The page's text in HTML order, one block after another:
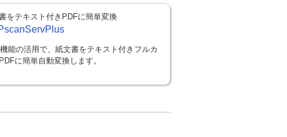
をテキスト付きPDFに簡単変換
能の活用で、紙文書をテキスト付きフルカ
に簡単自動変換します。